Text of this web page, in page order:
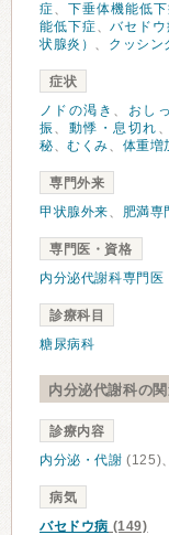
症、 下垂体機能低
能低下症、バセドウ
状腺炎） 、 クッシン
症状
ノドの渇き 、 おし
振 、 動悸・息切れ
秘、むくみ、 体重増
専門外来
甲状腺外来、 肥満専
専門医・資格
内分泌代謝科専門医
診療科目
糖尿病科
内分泌代謝科の
診療内容
内分泌・代謝 (125)、
病気
バセドウ病 (149)